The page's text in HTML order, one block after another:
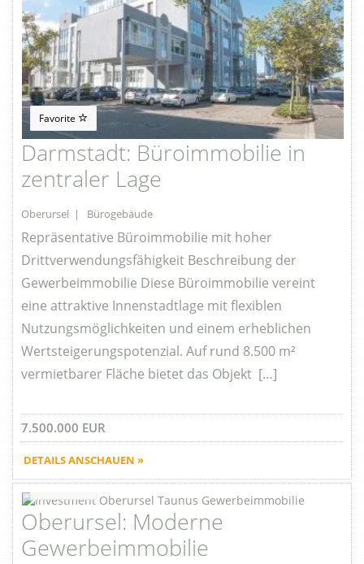
Favorite
Darmstadt: Büroimmobilie in
zentraler Lage
Oberursel | Bürogebäude
Repräsentative Büroimmobilie mit hoher
Drittverwendungsfähigkeit Beschreibung der
Gewerbeimmobilie Diese Büroimmobilie vereint
eine attraktive Innenstadtlage mit flexiblen
Nutzungsmöglichkeiten und einem erheblichen
Wertsteigerungspotenzial. Auf rund 8.500 m²
vermietbarer Fläche bietet das Objekt […]
7.500.000 EUR
DETAILS ANSCHAUEN »
Favorite
Oberursel: Moderne
Gewerbeimmobilie